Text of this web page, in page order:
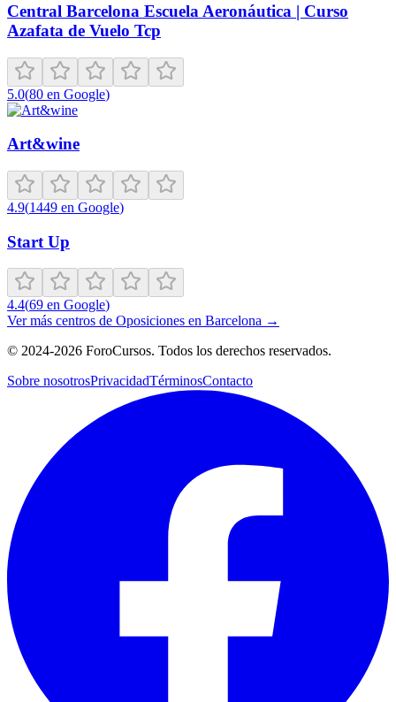
Central Barcelona Escuela Aeronáutica | Curso
Azafata de Vuelo Tcp
5.0(80 en Google)
Art&wine
4.9(1449 en Google)
Start Up
4.4(69 en Google)
Ver más centros de Oposiciones en Barcelona →
© 2024-2026 ForoCursos. Todos los derechos reservados.
Sobre nosotrosPrivacidadTérminosContacto